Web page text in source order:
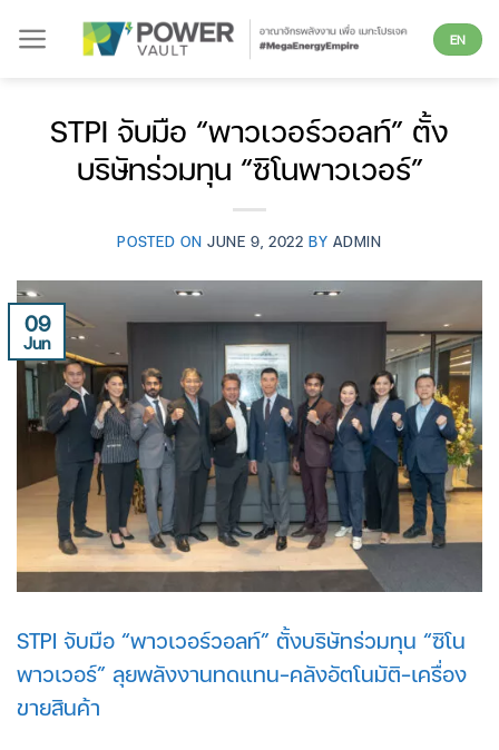
EN
STPI จับมือ “พาวเวอร์วอลท์” ตั้ง
บริษัทร่วมทุน “ซิโนพาวเวอร์”
POSTED ON JUNE 9, 2022 BYADMIN
09
Jun
STPI จับมือ “พาวเวอร์วอลท์” ตั้งบริษัทร่วมทุน “ซิโน
พาวเวอร์” ลุยพลังงานทดแทน-คลังอัตโนมัติ-เครื่อง
ขายสินค้า